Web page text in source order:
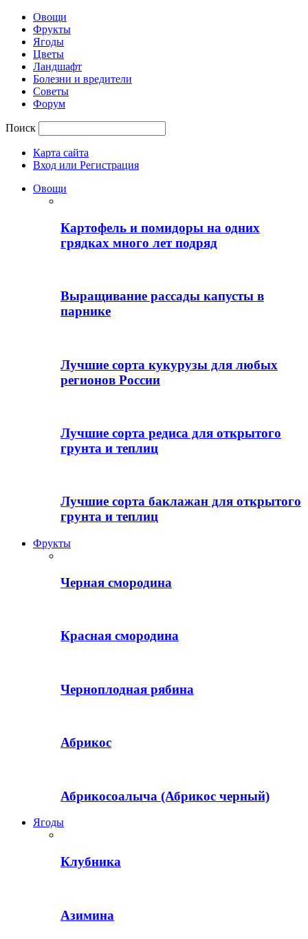
Овощи
Фрукты
Ягоды
Цветы
Ландшафт
Болезни и вредители
Советы
Форум
Поиск
Карта сайта
Вход или Регистрация
Овощи
Картофель и помидоры на одних
грядках много лет подряд
Выращивание рассады капусты в
парнике
Лучшие сорта кукурузы для любых
регионов России
Лучшие сорта редиса для открытого
грунта и теплиц
Лучшие сорта баклажан для открытого
грунта и теплиц
Фрукты
Черная смородина
Красная смородина
Черноплодная рябина
Абрикос
Абрикосоалыча (Абрикос черный)
Ягоды
Клубника
Азимина